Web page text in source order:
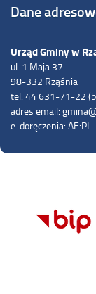
Dane
Urząd Gminy w
ul. 1 Maja 37
98-332 Rząśnia
tel. 44 631-71-22
adres email:
e-doręczenia: